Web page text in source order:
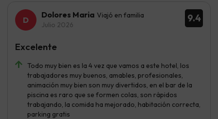
9.4
Dolores Maria Viajó en familia
Julio 2026
Todo muy bien es la 4 vez que vamos a este hotel, los
trabajadores muy buenos, amables, profesionales,
animación muy bien son muy divertidos, en el bar de la
piscina es raro que se formen colas, son rápidos
trabajando, la comida ha mejorado, habitación correcta,
parking gratis
Excelente